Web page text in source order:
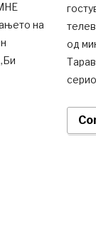
на
од